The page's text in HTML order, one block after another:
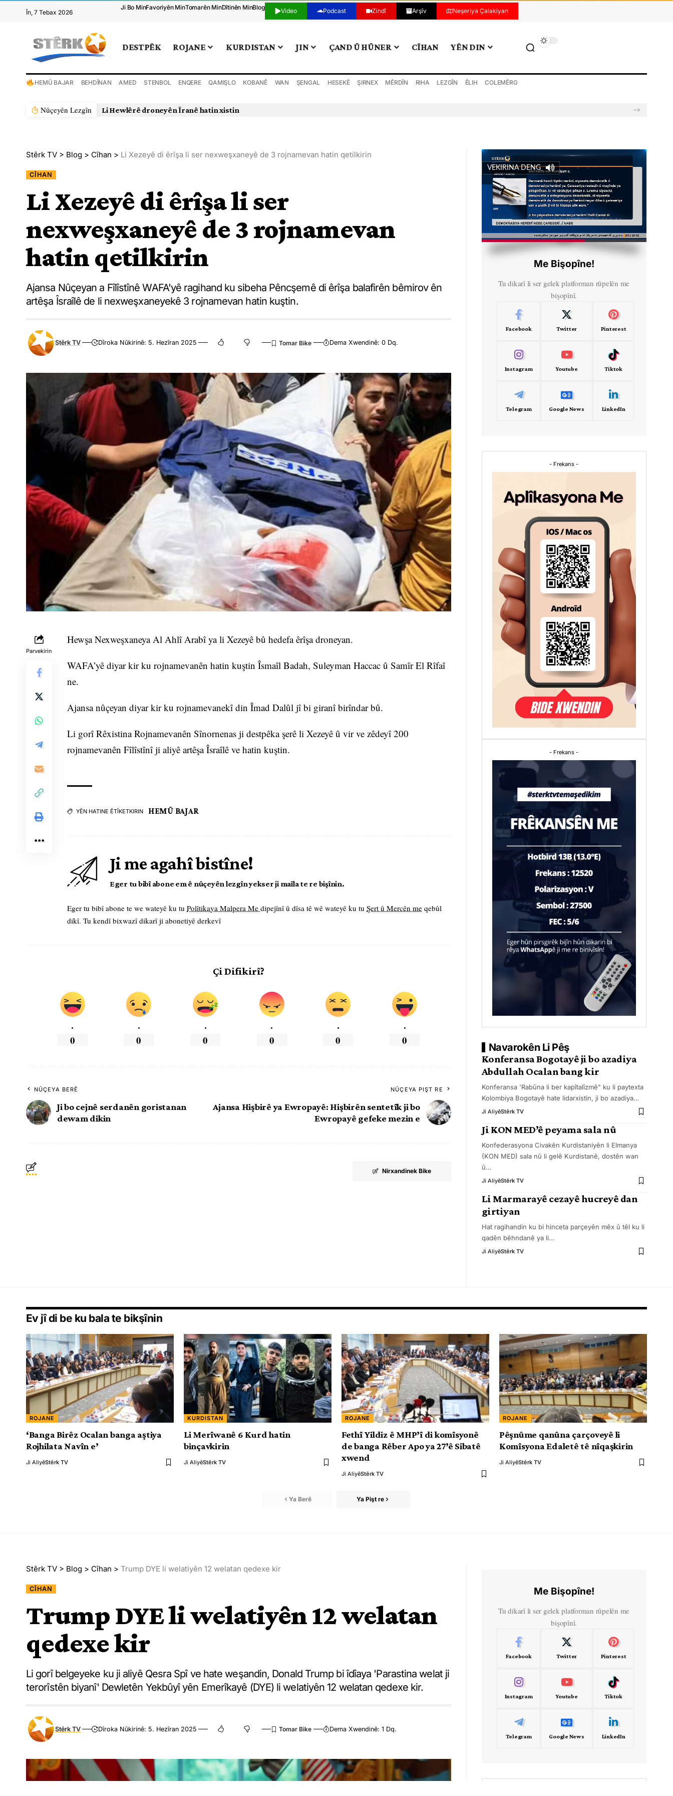
În, 7 Tebax 2026
Ji Bo MinFavoriyên MinTomarên MinDîtinên MinBlog Video Podcast Zindî Arşîv Neşeriya Çalakiyan
DESTPÊK ROJANE KURDISTAN JIN ÇAND Û HÛNER CÎHAN YÊN DIN
HEMÛ BAJAR BEHDÎNAN AMED STENBOL ENQERE QAMIŞLO KOBANÊ WAN ŞENGAL HESEKÊ ŞIRNEX MÊRDÎN RIHA LEZGÎN ÊLIH COLEMÊRG
Nûçeyên Lezgîn Li Hewlêrê droneyên Îranê hatin xistin
Stêrk TV > Blog > Cîhan > Li Xezeyê di êrîşa li ser nexweşxaneyê de 3 rojnamevan hatin qetilkirin
CÎHAN
Li Xezeyê di êrîşa li ser
nexweşxaneyê de 3 rojnamevan
hatin qetilkirin
Ajansa Nûçeyan a Fîlîstînê WAFA'yê ragihand ku sibeha Pêncşemê di êrîşa balafirên bêmirov ên
artêşa Îsraîlê de li nexweşxaneyekê 3 rojnamevan hatin kuştin.
Stêrk TV Dîroka Nûkirinê: 5. Hezîran 2025 Dema Xwendinê: 0 Dq.
Parvekirin
Hewşa Nexweşxaneya Al Ahlî Arabî ya li Xezeyê bû hedefa êrîşa droneyan.
WAFA’yê diyar kir ku rojnamevanên hatin kuştin Îsmaîl Badah, Suleyman Haccac û Samîr El Rîfaî
ne.
Ajansa nûçeyan diyar kir ku rojnamevanekî din Îmad Dalûl jî bi giranî birîndar bû.
Li gorî Rêxistina Rojnamevanên Sînornenas ji destpêka şerê li Xezeyê û vir ve zêdeyî 200
rojnamevanên Fîlîstînî ji aliyê artêşa Îsraîlê ve hatin kuştin.
YÊN HATINE ÊTÎKETKIRIN HEMÛ BAJAR
Ji me agahî bistîne!
Eger tu bibî abone em ê nûçeyên lezgîn yekser ji maîla te re bişînin.
Eger tu bibî abone te we wateyê ku tu Polîtikaya Malpera Me dipejînî û dîsa tê wê wateyê ku tu Şert û Mercên me qebûl
dikî. Tu kendî bixwazî dikarî ji abonetiyê derkevî
Çi Difikirî?
.
0
.
0
.
0
.
0
.
0
.
0
NÛÇEYA BERÊ
Ji bo cejnê serdanên goristanan
dewam dikin
NÛÇEYA PIŞT RE
Ajansa Hişbirê ya Ewropayê: Hişbirên sentetîk ji bo
Ewropayê gefeke mezin e
Nirxandinek Bike
VEKIRINA DENG
Me Bişopîne!
Tu dikarî li ser gelek platforman rûpelên me
bişopînî.
Facebook Twitter Pinterest
Instagram Youtube Tiktok
Telegram Google News LinkedIn
- Frekans -
- Frekans -
Navarokên Li Pêş
Konferansa Bogotayê ji bo azadiya
Abdullah Ocalan bang kir
Konferansa 'Rabûna li ber kapîtalîzmê" ku li paytexta
Kolombiya Bogotayê hate lidarxistin, ji bo azadiya…
Ji AliyêStêrk TV
Ji KON MED’ê peyama sala nû
Konfederasyona Civakên Kurdistaniyên li Elmanya
(KON MED) sala nû li gelê Kurdistanê, dostên wan
û…
Ji AliyêStêrk TV
Li Marmarayê cezayê hucreyê dan
girtiyan
Hat ragihandin ku bi hinceta parçeyên mêx û têl ku li
qadên bêhndanê ya li…
Ji AliyêStêrk TV
Ev jî di be ku bala te bikşînin
ROJANE
‘Banga Birêz Ocalan banga aştiya
Rojhilata Navîn e’
Ji AliyêStêrk TV
KURDISTAN
Li Merîwanê 6 Kurd hatin
binçavkirin
Ji AliyêStêrk TV
ROJANE
Fethî Yildiz ê MHP’î di komîsyonê
de banga Rêber Apo ya 27’ê Sibatê
xwend
Ji AliyêStêrk TV
ROJANE
Pêşnûme qanûna çarçoveyê li
Komîsyona Edaletê tê nîqaşkirin
Ji AliyêStêrk TV
Ya Berê Ya Pişt re
Stêrk TV > Blog > Cîhan > Trump DYE li welatiyên 12 welatan qedexe kir
CÎHAN
Trump DYE li welatiyên 12 welatan
qedexe kir
Li gorî belgeyeke ku ji aliyê Qesra Spî ve hate weşandin, Donald Trump bi îdîaya 'Parastina welat ji
terorîstên biyanî' Dewletên Yekbûyî yên Emerîkayê (DYE) li welatiyên 12 welatan qedexe kir.
Stêrk TV Dîroka Nûkirinê: 5. Hezîran 2025 Dema Xwendinê: 1 Dq.
Me Bişopîne!
Tu dikarî li ser gelek platforman rûpelên me
bişopînî.
Facebook Twitter Pinterest
Instagram Youtube Tiktok
Telegram Google News LinkedIn